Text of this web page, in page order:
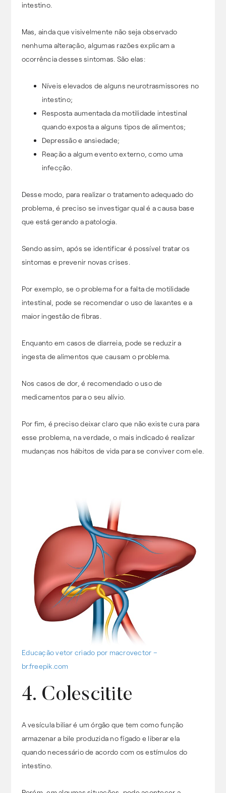
intestino.
Mas, ainda que visivelmente não seja observado
nenhuma alteração, algumas razões explicam a
ocorrência desses sintomas. São elas:
Níveis elevados de alguns neurotrasmissores no
intestino;
Resposta aumentada da motilidade intestinal
quando exposta a alguns tipos de alimentos;
Depressão e ansiedade;
Reação a algum evento externo, como uma
infecção.
Desse modo, para realizar o tratamento adequado do
problema, é preciso se investigar qual é a causa base
que está gerando a patologia.
Sendo assim, após se identificar é possível tratar os
sintomas e prevenir novas crises.
Por exemplo, se o problema for a falta de motilidade
intestinal, pode se recomendar o uso de laxantes e a
maior ingestão de fibras.
Enquanto em casos de diarreia, pode se reduzir a
ingesta de alimentos que causam o problema.
Nos casos de dor, é recomendado o uso de
medicamentos para o seu alívio.
Por fim, é preciso deixar claro que não existe cura para
esse problema, na verdade, o mais indicado é realizar
mudanças nos hábitos de vida para se conviver com ele.
Educação vetor criado por macrovector –
br.freepik.com
4. Colescitite
A vesícula biliar é um órgão que tem como função
armazenar a bile produzida no fígado e liberar ela
quando necessário de acordo com os estímulos do
intestino.